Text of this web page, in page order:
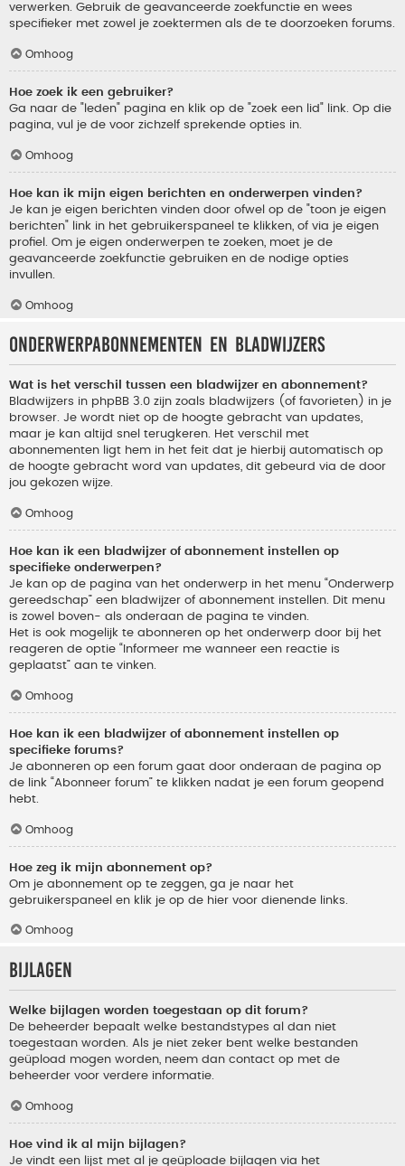
verwerken. Gebruik de geavanceerde zoekfunctie en wees
specifieker met zowel je zoektermen als de te doorzoeken forums.
Omhoog
Hoe zoek ik een gebruiker?
Ga naar de "leden" pagina en klik op de "zoek een lid" link. Op die
pagina, vul je de voor zichzelf sprekende opties in.
Omhoog
Hoe kan ik mijn eigen berichten en onderwerpen vinden?
Je kan je eigen berichten vinden door ofwel op de "toon je eigen
berichten" link in het gebruikerspaneel te klikken, of via je eigen
profiel. Om je eigen onderwerpen te zoeken, moet je de
geavanceerde zoekfunctie gebruiken en de nodige opties
invullen.
Omhoog
Onderwerpabonnementen en bladwijzers
Wat is het verschil tussen een bladwijzer en abonnement?
Bladwijzers in phpBB 3.0 zijn zoals bladwijzers (of favorieten) in je
browser. Je wordt niet op de hoogte gebracht van updates,
maar je kan altijd snel terugkeren. Het verschil met
abonnementen ligt hem in het feit dat je hierbij automatisch op
de hoogte gebracht word van updates, dit gebeurd via de door
jou gekozen wijze.
Omhoog
Hoe kan ik een bladwijzer of abonnement instellen op
specifieke onderwerpen?
Je kan op de pagina van het onderwerp in het menu “Onderwerp
gereedschap” een bladwijzer of abonnement instellen. Dit menu
is zowel boven- als onderaan de pagina te vinden.
Het is ook mogelijk te abonneren op het onderwerp door bij het
reageren de optie “Informeer me wanneer een reactie is
geplaatst” aan te vinken.
Omhoog
Hoe kan ik een bladwijzer of abonnement instellen op
specifieke forums?
Je abonneren op een forum gaat door onderaan de pagina op
de link “Abonneer forum” te klikken nadat je een forum geopend
hebt.
Omhoog
Hoe zeg ik mijn abonnement op?
Om je abonnement op te zeggen, ga je naar het
gebruikerspaneel en klik je op de hier voor dienende links.
Omhoog
Bijlagen
Welke bijlagen worden toegestaan op dit forum?
De beheerder bepaalt welke bestandstypes al dan niet
toegestaan worden. Als je niet zeker bent welke bestanden
geüpload mogen worden, neem dan contact op met de
beheerder voor verdere informatie.
Omhoog
Hoe vind ik al mijn bijlagen?
Je vindt een lijst met al je geüploade bijlagen via het